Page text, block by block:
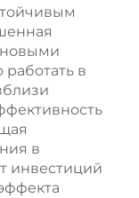
в
в
инвестиций